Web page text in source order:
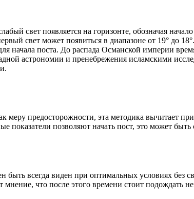
свет появляется на горизонте, обозначая
свет может появиться в диапазоне от 19°
начала поста. До распада Османской империи
астрономии и пренебрежения исламскими
меру предосторожности, эта методика вычитает
показатели позволяют начать пост, это может
всегда виден при оптимальных условиях без
мнение, что после этого времени стоит подождать